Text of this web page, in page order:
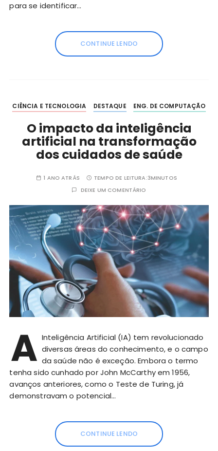
para se identificar…
CONTINUE LENDO
CIÊNCIA E TECNOLOGIA DESTAQUE ENG. DE COMPUTAÇÃO
O impacto da inteligência
artificial na transformação
dos cuidados de saúde
1 ANO ATRÁS TEMPO DE LEITURA:3MINUTOS
DEIXE UM COMENTÁRIO
A Inteligência Artificial (IA) tem revolucionado
diversas áreas do conhecimento, e o campo
da saúde não é exceção. Embora o termo
tenha sido cunhado por John McCarthy em 1956,
avanços anteriores, como o Teste de Turing, já
demonstravam o potencial…
CONTINUE LENDO